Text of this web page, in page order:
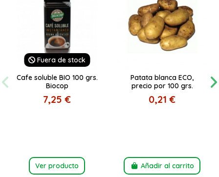
Fuera de stock
Cafe soluble BIO 100 grs.
Biocop
7,25 €
Ver producto
Patata blanca ECO,
precio por 100 grs.
0,21 €
Añadir al carrito